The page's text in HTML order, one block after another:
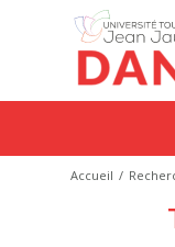
Accueil